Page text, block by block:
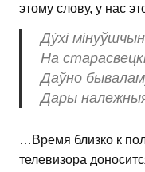
этому слову, у нас
Ду́хі
На
Даўно
Дары
…Время близко к
телевизора